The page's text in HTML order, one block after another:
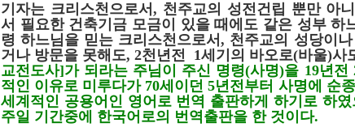
기자는 크리스천으로서 , 천주교의 성전건립 뿐만 아
서 필요한 건축기금 모금이 있을 때에도 같은 성부 하
령 하느님을 믿는 크리스천으로서, 천주교의 성당이
거나 방문을 못해도, 2천년전 1세기의 바오로(바울)사
교전도사]가 되라는 주님이 주신 명령(사명)을 19년전
적인 이유로 미루다가 70세이던5년전부터 사명에 순
세계적인 공용어인 영어로 번역 출판하게 하기로 하였
주일 기간중에 한국어로의 번역출판을 한 것이다.